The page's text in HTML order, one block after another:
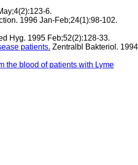
6.
1996 Jan-Feb;24(1):98-102.
Hyg. 1995 Feb;52(2):128-33.
patients. Zentralbl Bakteriol. 1994
the blood of patients with Lyme